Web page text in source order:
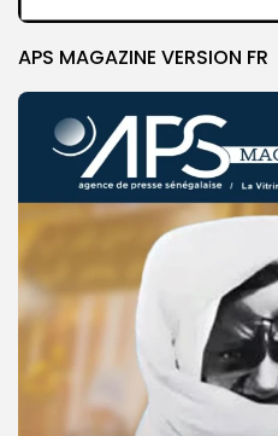
APS MAGAZINE VERSION FR